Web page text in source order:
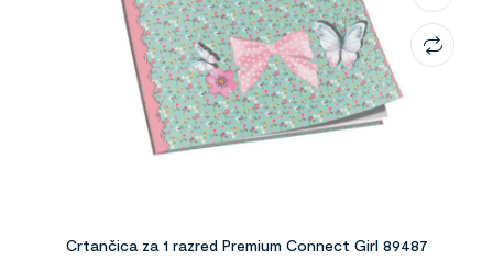
Crtančica za 1 razred Premium Connect Girl 89487